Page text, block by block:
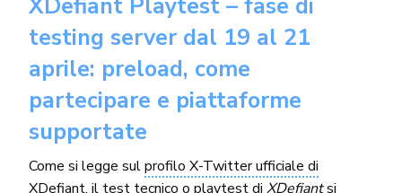
testing server dal 19 al 21
aprile: preload, come
partecipare e piattaforme
supportate
Come si legge sulprofilo X-Twitter ufficiale di
XDefiant, il test tecnico o playtest diXDefiantsi